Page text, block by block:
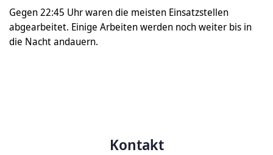
Gegen 22:45 Uhr waren die meisten Einsatzstellen
abgearbeitet. Einige Arbeiten werden noch weiter bis in
die Nacht andauern.
Kontakt